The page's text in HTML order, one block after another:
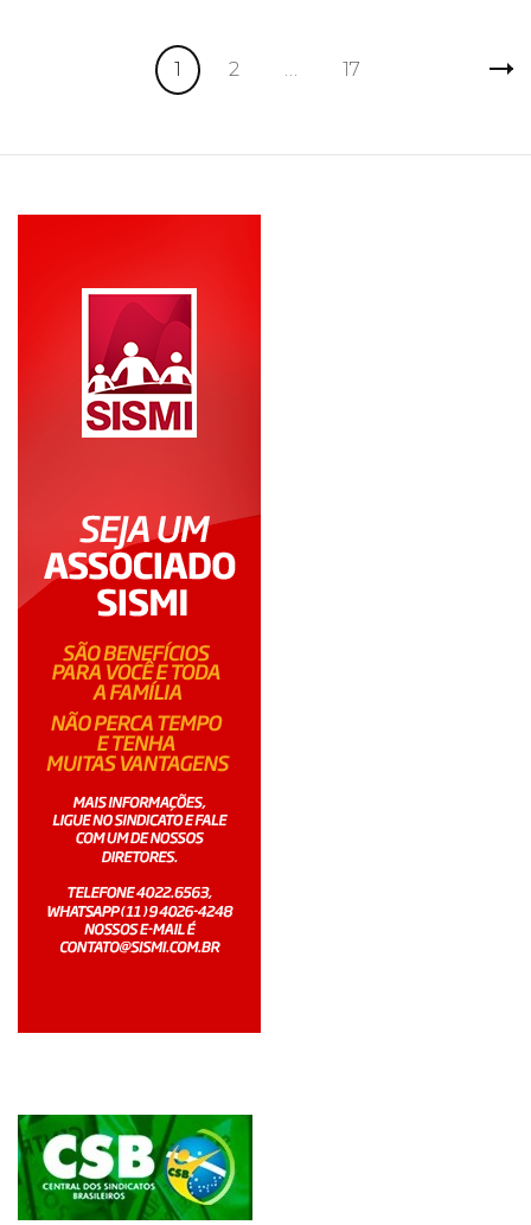
NavegaçãoPágina
1 Página
2 … Página
17